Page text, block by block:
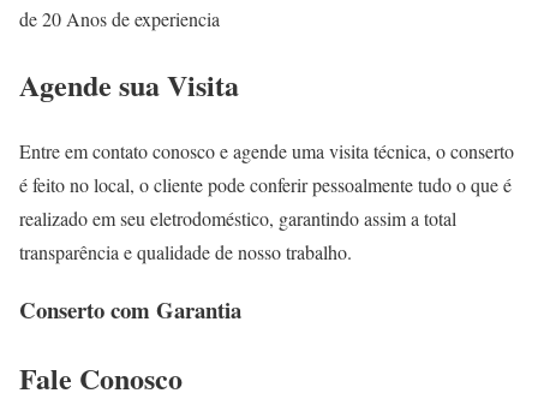
de 20 Anos de experiencia
Agende sua Visita
Entre em contato conosco e agende uma visita técnica, o conserto
é feito no local, o cliente pode conferir pessoalmente tudo o que é
realizado em seu eletrodoméstico, garantindo assim a total
transparência e qualidade de nosso trabalho.
Conserto com Garantia
Fale Conosco